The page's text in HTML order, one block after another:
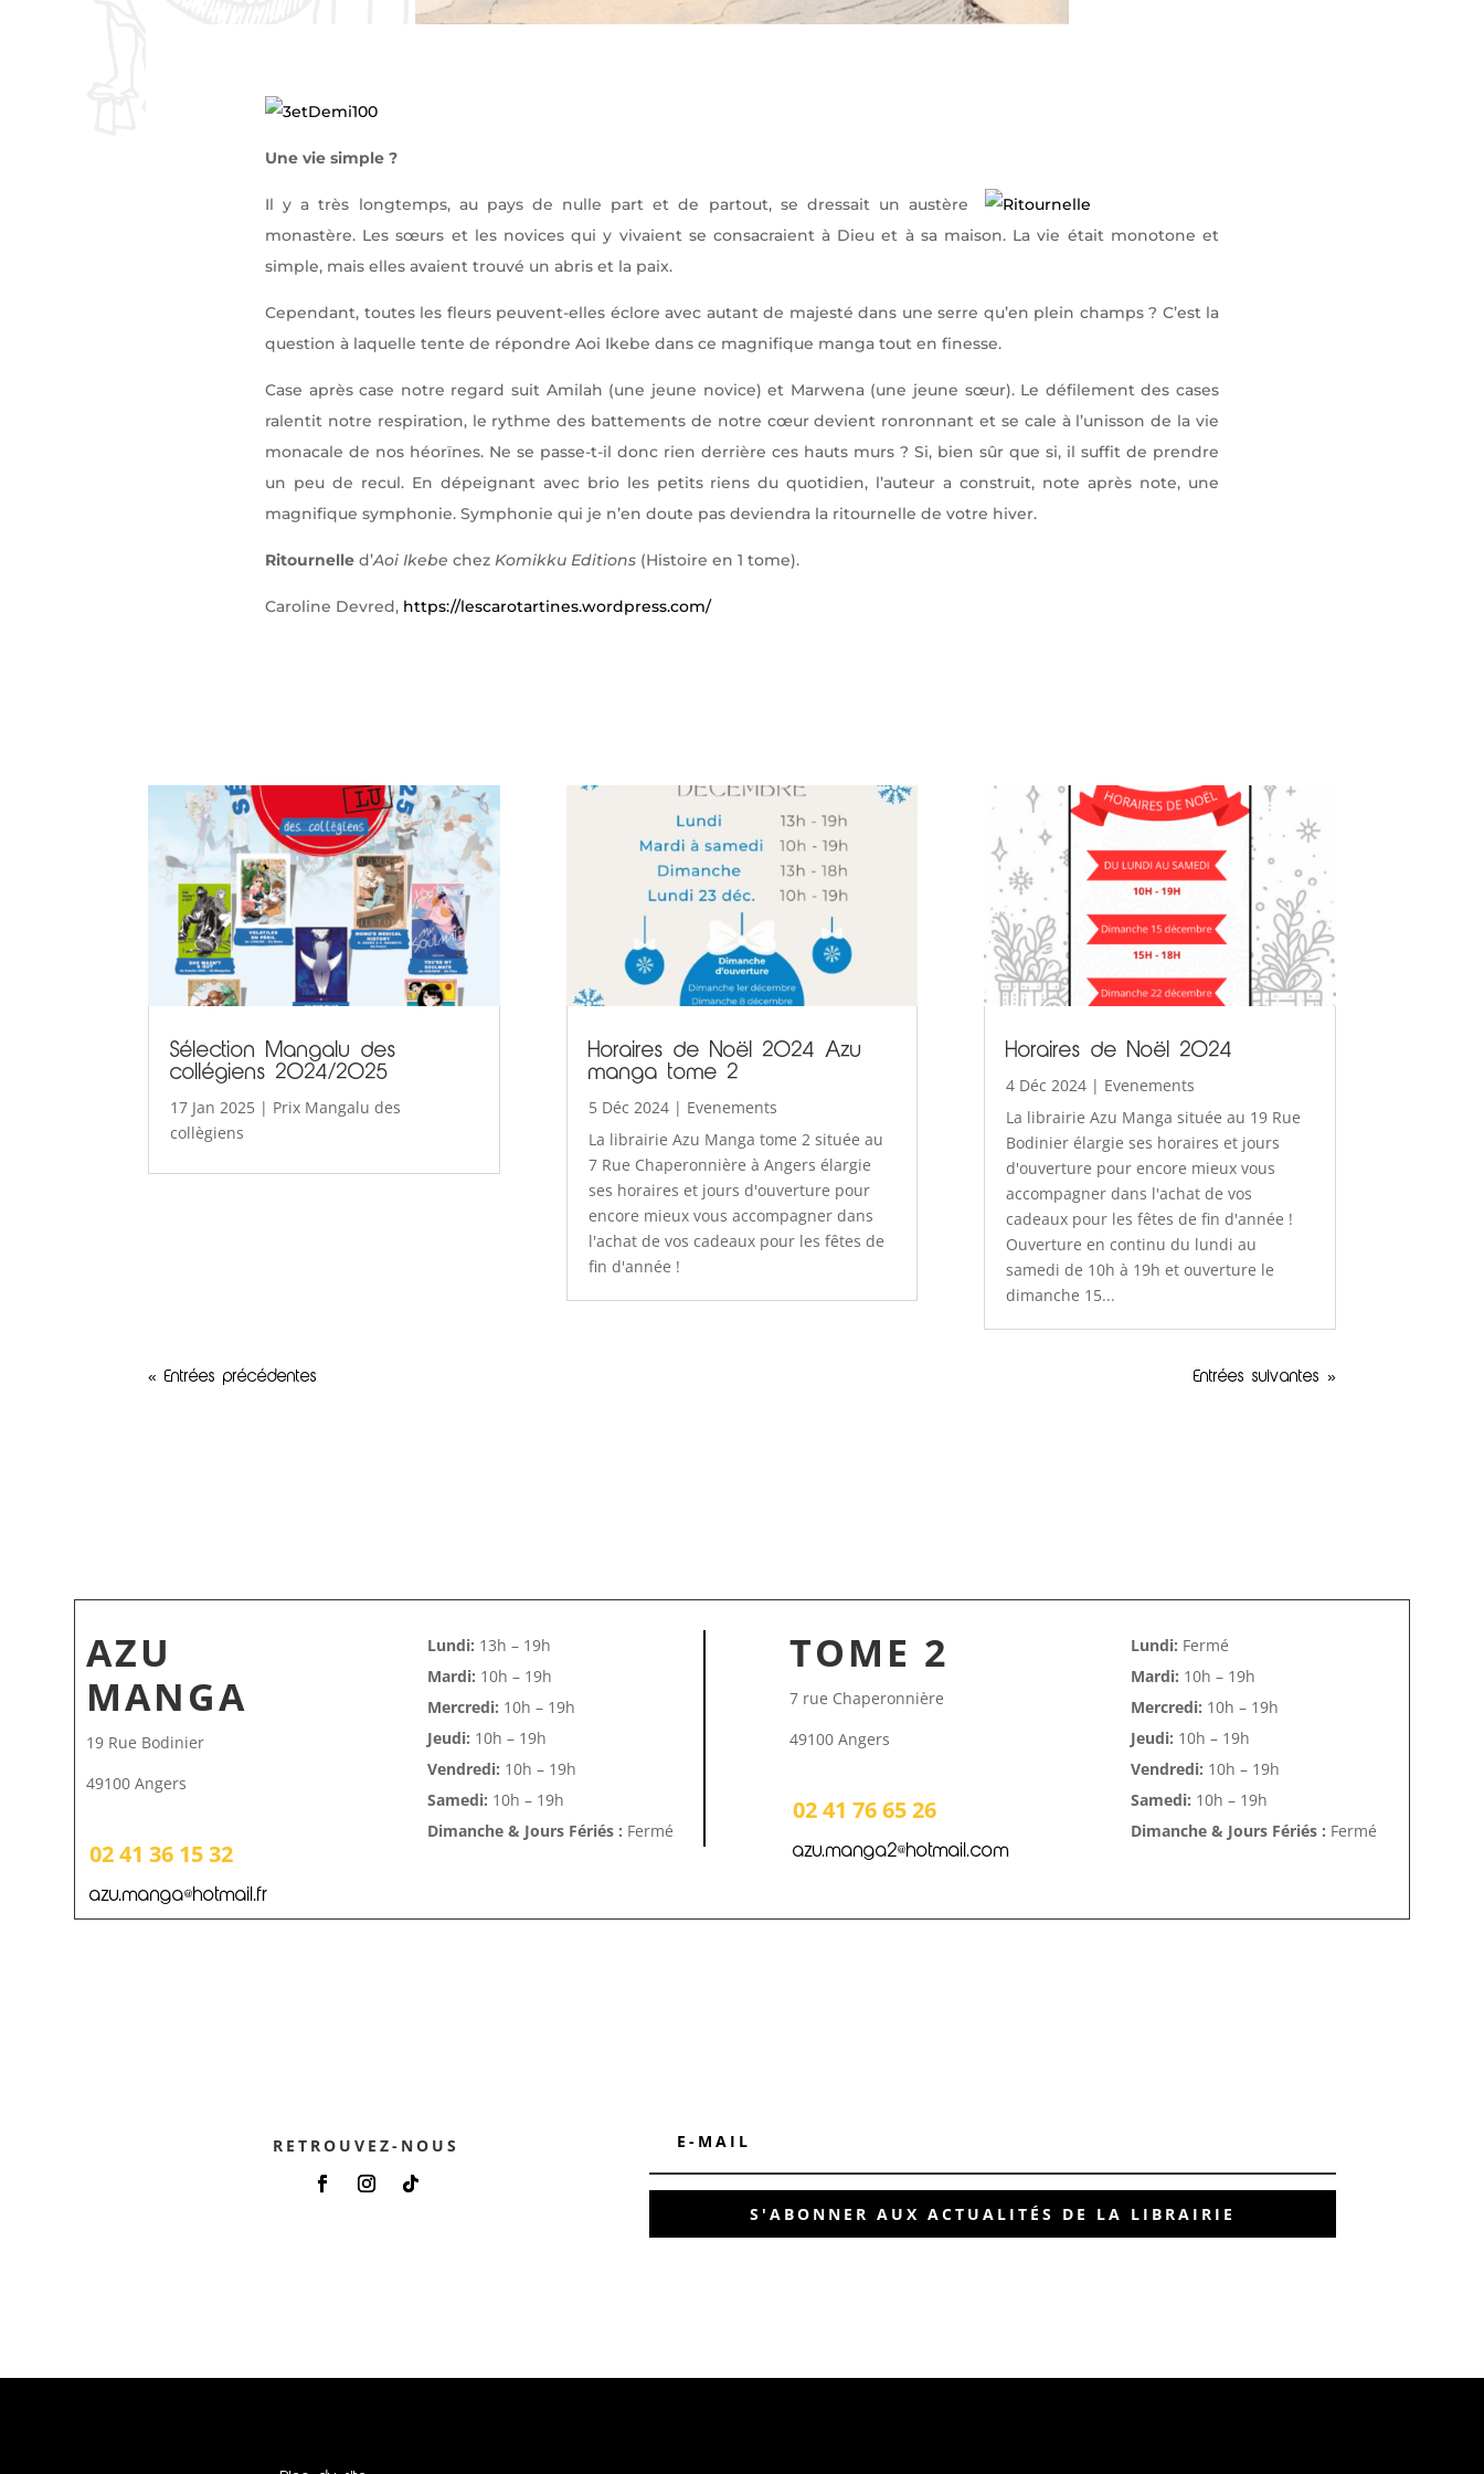
Une vie simple ?
Il y a très longtemps, au pays de nulle part et de partout, se dressait un austère
monastère. Les sœurs et les novices qui y vivaient se consacraient à Dieu et à sa maison. La vie était monotone et
simple, mais elles avaient trouvé un abris et la paix.
Cependant, toutes les fleurs peuvent-elles éclore avec autant de majesté dans une serre qu’en plein champs ? C’est la
question à laquelle tente de répondre Aoi Ikebe dans ce magnifique manga tout en finesse.
Case après case notre regard suit Amilah (une jeune novice) et Marwena (une jeune sœur). Le défilement des cases
ralentit notre respiration, le rythme des battements de notre cœur devient ronronnant et se cale à l’unisson de la vie
monacale de nos héorïnes. Ne se passe-t-il donc rien derrière ces hauts murs ? Si, bien sûr que si, il suffit de prendre
un peu de recul. En dépeignant avec brio les petits riens du quotidien, l’auteur a construit, note après note, une
magnifique symphonie. Symphonie qui je n’en doute pas deviendra la ritournelle de votre hiver.
Ritournelle d’Aoi Ikebe chez Komikku Editions (Histoire en 1 tome).
Caroline Devred, https://lescarotartines.wordpress.com/
Sélection Mangalu des
collégiens 2024/2025
17 Jan 2025 | Prix Mangalu des
collègiens
Horaires de Noël 2024 Azu
manga tome 2
5 Déc 2024| Evenements
La librairie Azu Manga tome 2 située au
7 Rue Chaperonnière à Angers élargie
ses horaires et jours d'ouverture pour
encore mieux vous accompagner dans
l'achat de vos cadeaux pour les fêtes de
fin d'année !
Horaires de Noël 2024
4 Déc 2024| Evenements
La librairie Azu Manga située au 19 Rue
Bodinier élargie ses horaires et jours
d'ouverture pour encore mieux vous
accompagner dans l'achat de vos
cadeaux pour les fêtes de fin d'année !
Ouverture en continu du lundi au
samedi de 10h à 19h et ouverture le
dimanche 15...
« Entrées précédentes Entrées suivantes »
AZU
MANGA
19 Rue Bodinier
49100 Angers
02 41 36 15 32
azu.manga@hotmail.fr
Lundi: 13h – 19h
Mardi: 10h – 19h
Mercredi: 10h – 19h
Jeudi: 10h – 19h
Vendredi: 10h – 19h
Samedi: 10h – 19h
Dimanche & Jours Fériés : Fermé
TOME 2
7 rue Chaperonnière
49100 Angers
02 41 76 65 26
azu.manga2@hotmail.com
Lundi: Fermé
Mardi: 10h – 19h
Mercredi: 10h – 19h
Jeudi: 10h – 19h
Vendredi: 10h – 19h
Samedi: 10h – 19h
Dimanche & Jours Fériés : Fermé
RETROUVEZ-NOUS
S'ABONNER AUX ACTUALITÉS DE LA LIBRAIRIE